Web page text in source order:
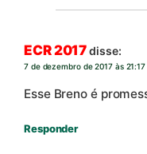
ECR 2017disse:
7 de dezembro de 2017 às 21:17
Esse Breno é
Responder